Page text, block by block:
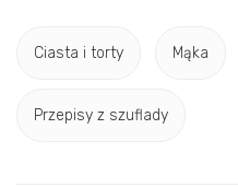
Ciasta i torty Mąka
Przepisy z szuflady